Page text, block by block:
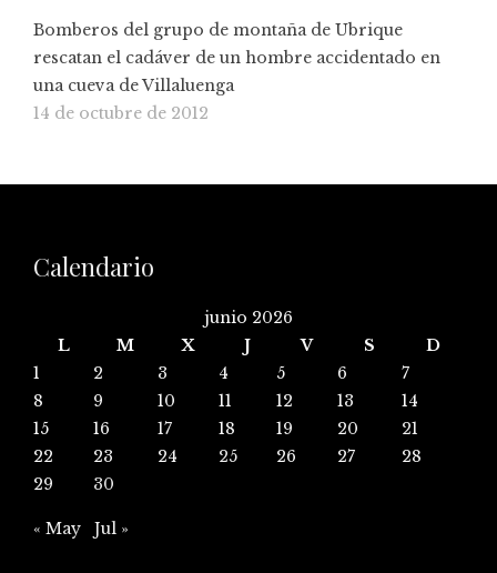
Bomberos del grupo de montaña de Ubrique
rescatan el cadáver de un hombre accidentado en
una cueva de Villaluenga
14 de octubre de 2012
Calendario
junio 2026
L
M X J V S
D
1
2 3 4 5 6
7
8
9 10 11 12 13
14
15
16 17 18 19 20
21
22
23 24 25 26 27
28
29
30
« May Jul »